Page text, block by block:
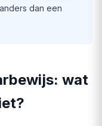
dan een
wat